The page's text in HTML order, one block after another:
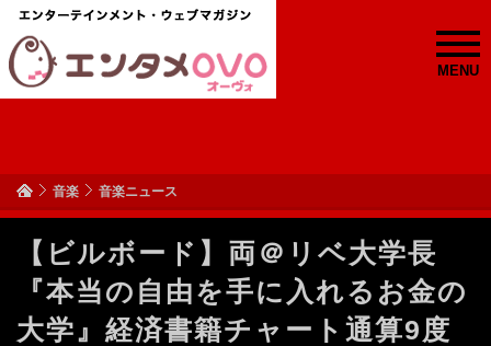
MENU
音楽 音楽ニュース
【ビルボード】両＠リベ大学長
『本当の自由を手に入れるお金の
大学』経済書籍チャート通算9度